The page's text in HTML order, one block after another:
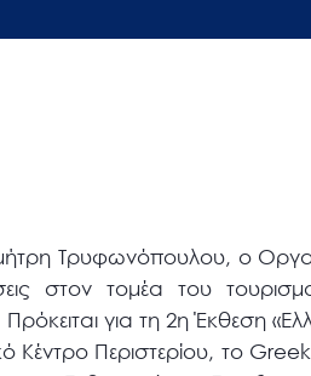
Τρυφωνόπουλου, ο
στον τομέα του
για τη 2η Έκθεση
Κέντρο Περιστερίου, το